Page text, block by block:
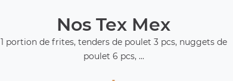
Nos Tex Mex
1 portion de frites, tenders de poulet 3 pcs, nuggets de
poulet 6 pcs, ...